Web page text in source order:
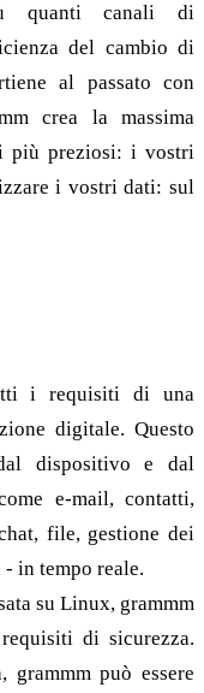
quanti canali di
del cambio di
al passato con
crea la massima
più preziosi: i vostri
i vostri dati: sul
i requisiti di una
digitale. Questo
dispositivo e dal
e-mail, contatti,
file, gestione dei
in tempo reale.
su Linux, grammm
di sicurezza.
grammm può essere